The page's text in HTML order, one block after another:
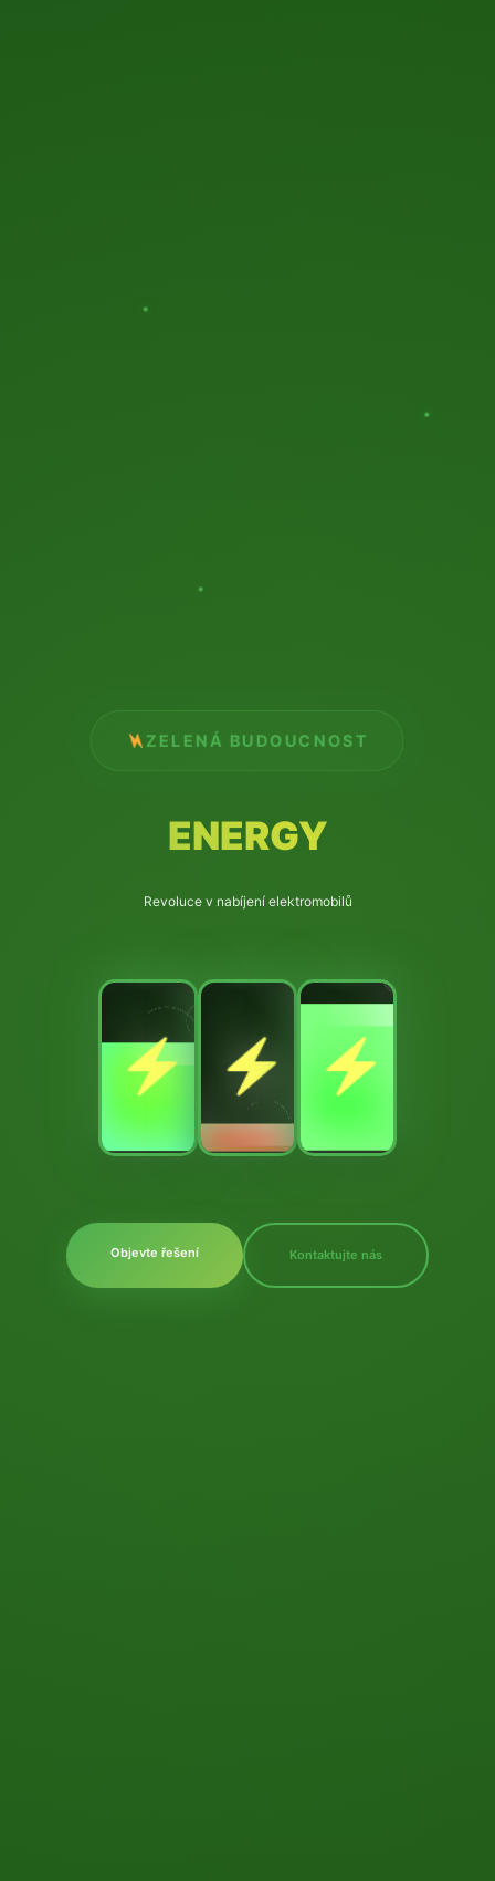
ZELENÁ BUDOUCNOST
ENERGY
Revoluce v nabíjení elektromobilů
Objevte řešení Kontaktujte nás